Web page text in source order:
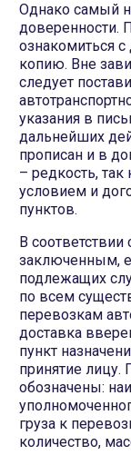
Однако самый
доверенности.
ознакомиться
копию. Вне
следует
указания в
дальнейших
прописан и в
– редкость,
условием и
пунктов.
В соответствии
заключенным,
подлежащих
по всем
перевозкам
доставка
пункт
принятие
обозначены:
груза к
количество,